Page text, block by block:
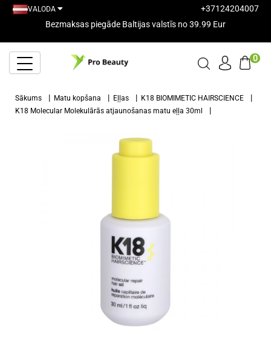
VALODA
+37124204007
Bezmaksas piegāde Baltijas valstīs no 39.99 Eur
0
Sākums Matu kopšana Eļļas
K18 BIOMIMETIC HAIRSCIENCE
K18 Molecular Molekulārās atjaunošanas matu eļļa 30ml